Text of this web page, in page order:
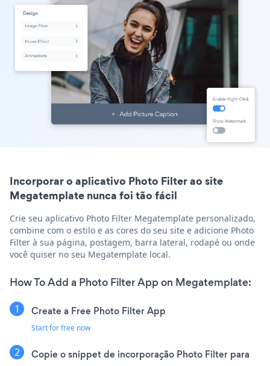
Incorporar o aplicativo Photo Filter ao site
Megatemplate nunca foi tão fácil
Crie seu aplicativo Photo Filter Megatemplate personalizado,
combine com o estilo e as cores do seu site e adicione Photo
Filter à sua página, postagem, barra lateral, rodapé ou onde
você quiser no seu Megatemplate local.
How To Add a Photo Filter App on Megatemplate:
Create a Free Photo Filter App
Start for free now
Copie o snippet de incorporação Photo Filter para